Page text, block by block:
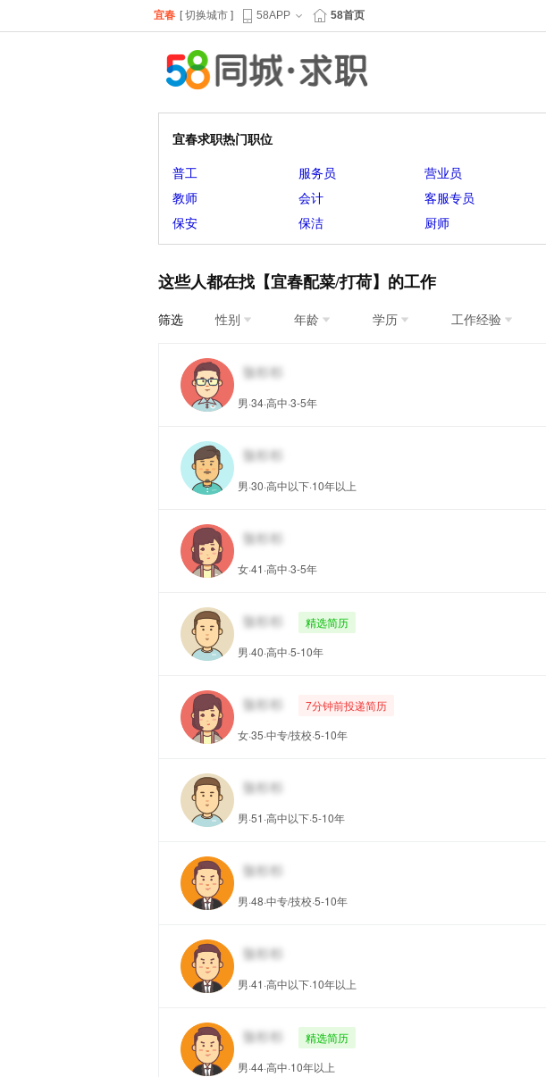
宜春 [ 切换城市 ] 58APP 58首页
宜春求职热门职位
普工 服务员 营业员
教师
会计 客服专员
保安
保洁 厨师
这些人都在找【宜春配菜/打荷】的工作
筛选 性别 年龄 学历 工作经验
男·34·高中·3-5年
男·30·高中以下·10年以上
女·41·高中·3-5年
精选简历
男·40·高中·5-10年
7分钟前投递简历
女·35·中专/技校·5-10年
男·51·高中以下·5-10年
男·48·中专/技校·5-10年
男·41·高中以下·10年以上
精选简历
男·44·高中·10年以上